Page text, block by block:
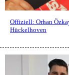
Offiziell: Orhan
Hückelhoven